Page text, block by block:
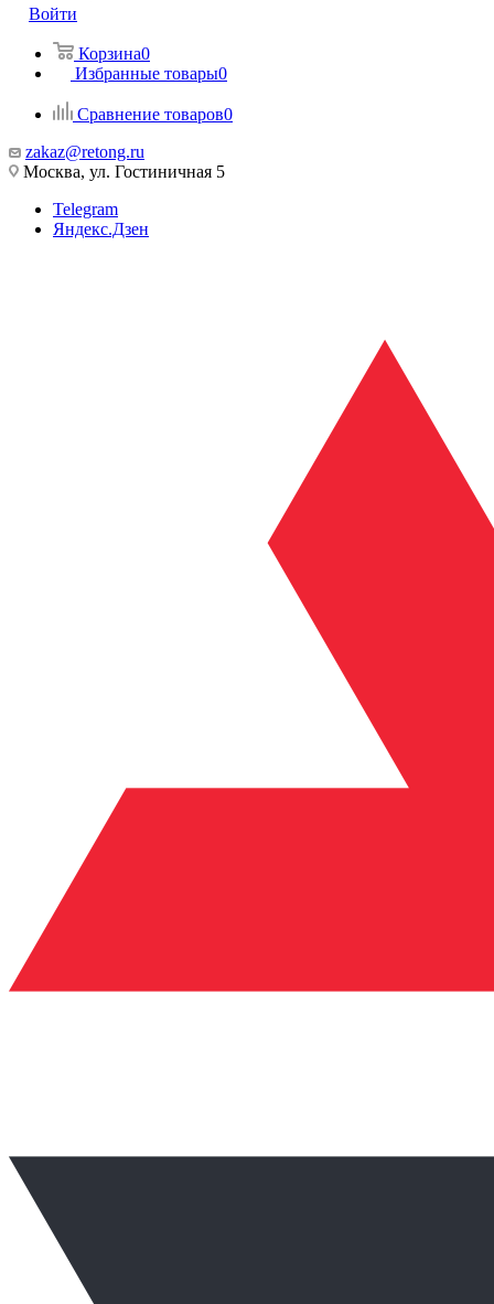
Войти
Корзина0
Избранные товары0
Сравнение товаров0
zakaz@retong.ru
Москва, ул. Гостиничная 5
Telegram
Яндекс.Дзен